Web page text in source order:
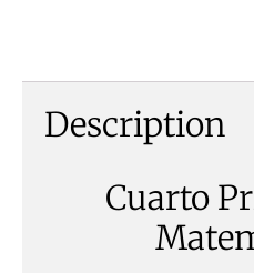
Description
Cuarto